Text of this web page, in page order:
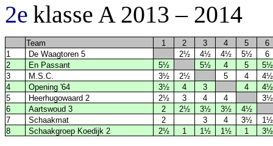
2e klasse A 2013 – 2014
Team 1 2 3 4 5
6
1
De Waagtoren 5 2½ 4½ 4½ 5½
6
2
En Passant 5½ 5½ 4 5
5½
3
M.S.C. 3½ 2½ 5 4
4½
4
Opening '64 3½ 4 3 4
4½
5
Heerhugowaard 2 2½ 3 4 4
3½
6
Aartswoud 3 2 2½ 3½ 3½
4½
7
Schaakmat 2 3 4 3½
1½
8
Schaakgroep Koedijk 2 2½ 1 1½ 1½ 1 3½